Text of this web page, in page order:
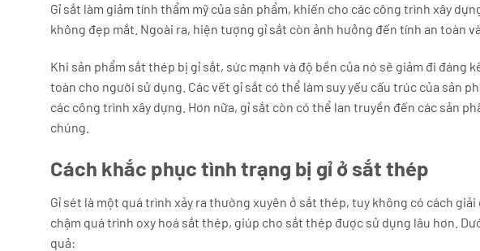
Gỉ sắt làm giảm tính thẩm mỹ của sản phẩm, khiến cho các công trình xây
không đẹp mắt. Ngoài ra, hiện tượng gỉ sắt còn ảnh hưởng đến tính an toàn
Khi sản phẩm sắt thép bị gỉ sắt, sức mạnh và độ bền của nó sẽ giảm đi đáng
toàn cho người sử dụng. Các vết gỉ sắt có thể làm suy yếu cấu trúc của sản
các công trình xây dựng. Hơn nữa, gỉ sắt còn có thể lan truyền đến các sản
chúng.
Cách khắc phục tình trạng bị gỉ ở sắt thép
Gỉ sét là một quá trình xảy ra thường xuyên ở sắt thép, tuy không có cách
chậm quá trình oxy hoá sắt thép, giúp cho sắt thép được sử dụng lâu hơn.
quả: